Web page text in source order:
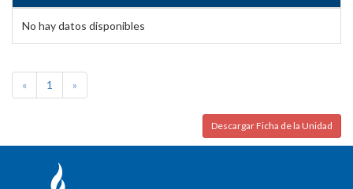
No hay datos disponibles
« 1 »
Descargar Ficha de la Unidad